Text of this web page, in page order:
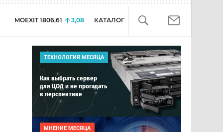
MOEXIT 1806,61 3,08 КАТАЛОГ
ТЕХНОЛОГИЯ МЕСЯЦА
Как выбрать сервер
для ЦОД и не прогадать
в перспективе
МНЕНИЕ МЕСЯЦА